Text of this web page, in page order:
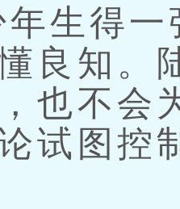
生得一
良知。
也不会
试图控